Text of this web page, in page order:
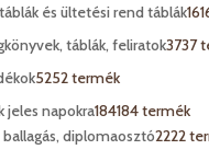
és ültetési rend táblák16
táblák, feliratok3737
5252 termék
jeles napokra184184 termék
ballagás, diplomaosztó2222